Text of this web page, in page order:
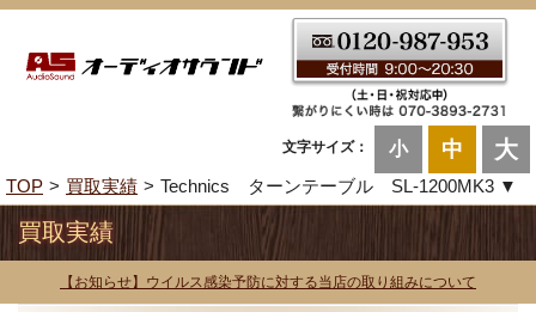
文字サイズ： 小 中 大
TOP 買取実績 Technics ターンテーブル SL-1200MK3 ▼
買取実績
【お知らせ】ウイルス感染予防に対する当店の取り組みについて